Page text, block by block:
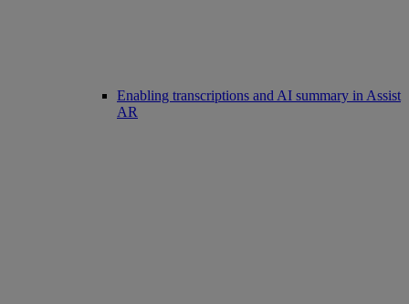
Enabling transcriptions and AI summary in Assist
AR